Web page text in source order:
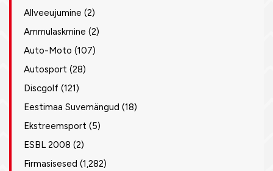
Allveeujumine (2)
Ammulaskmine (2)
Auto-Moto (107)
Autosport (28)
Discgolf (121)
Eestimaa Suvemängud (18)
Ekstreemsport (5)
ESBL 2008 (2)
Firmasisesed (1,282)